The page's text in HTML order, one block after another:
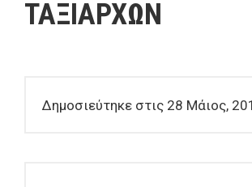
ΤΑΞΙΑΡΧΩΝ
Δημοσιεύτηκε στις 28 Μάιος,